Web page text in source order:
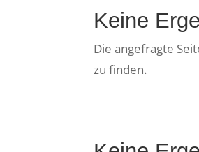
Keine
Die angefragte
zu finden.